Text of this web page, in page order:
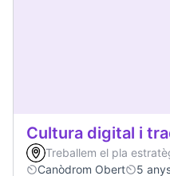
Cultura digital i
Treballem el pla
Canòdrom Obert
5